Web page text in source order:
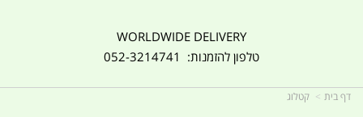
WORLDWIDE DELIVERY
טלפון להזמנות: 052-3214741
דף בית קטלוג